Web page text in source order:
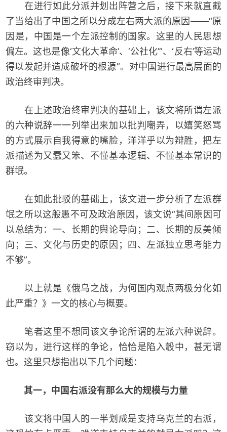
在进行如此分派并划出阵营之后，接下来就直截
了当给出了中国之所以分成左右两大派的原因——“原
因是，中国是一个左派控制的国家。这里的人民思想
偏左。这也是像‘文化大革命’、‘公社化’”、‘反右’等运动
得以发起并造成破坏的根源”。对中国进行最高层面的
政治终审判决。
在上述政治终审判决的基础上，该文将所谓左派
的六种说辞一一列举出来加以批判嘲弄，以嬉笑怒骂
的方式展示自我得意的嘴脸，洋洋乎以为辩胜，把左
派描述为又蠢又笨、不懂基本逻辑、不懂基本常识的
群氓。
在如此批驳的基础上，该文进一步分析了左派群
氓之所以这般愚不可及政治原因，该文说“其间原因可
以总结为：一、长期的舆论导向；二、长期的反美倾
向；三、文化与历史的原因；四、左派独立思考能力
不够”。
以上就是《俄乌之战，为何国内观点两极分化如
此严重？》一文的核心与概要。
笔者这里不想同该文争论所谓的左派六种说辞。
窃以为，进行这样的争论，恰恰是陷入彀中，甚无谓
也。这里只想指出以下几个问题：
其一，中国右派没有那么大的规模与力量
该文将中国人的一半划成是支持乌克兰的右派，